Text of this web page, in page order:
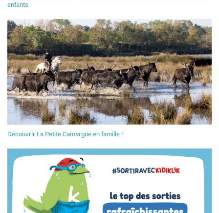
enfants
Découvrir La Petite Camargue en famille !